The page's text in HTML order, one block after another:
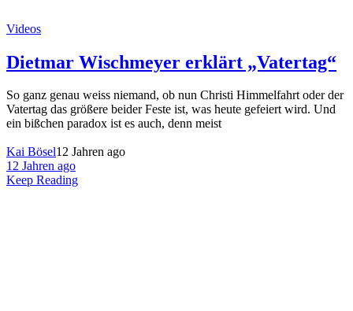
Videos
Dietmar Wischmeyer erklärt „Vatertag“
So ganz genau weiss niemand, ob nun Christi Himmelfahrt oder der
Vatertag das größere beider Feste ist, was heute gefeiert wird. Und
ein bißchen paradox ist es auch, denn meist
Kai Bösel12 Jahren ago
12 Jahren ago
Keep Reading